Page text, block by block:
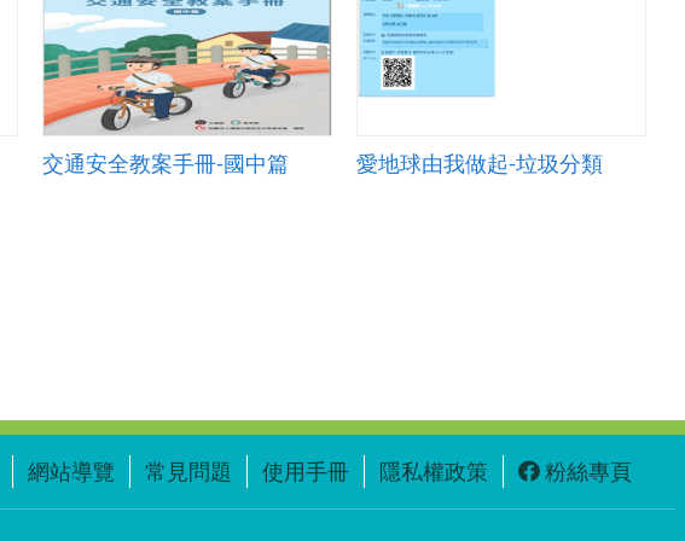
交通安全教案手冊-國中篇 愛地球由我做起-垃圾分類
網站導覽 常見問題 使用手冊 隱私權政策 粉絲專頁